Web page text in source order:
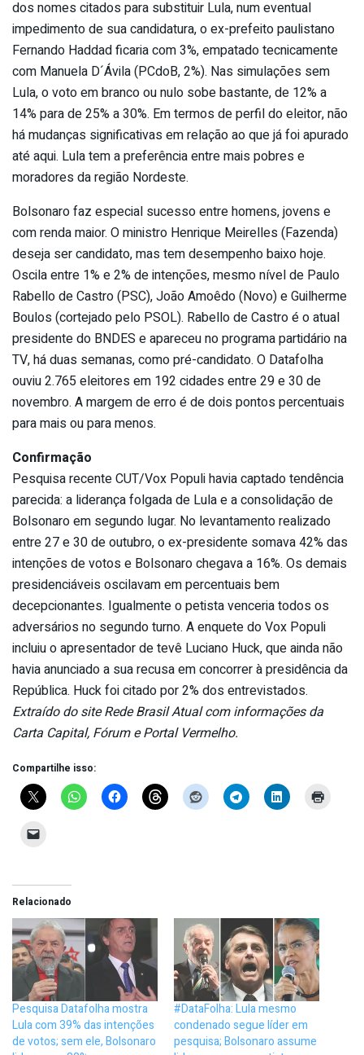
dos nomes citados para substituir Lula, num eventual
impedimento de sua candidatura, o ex-prefeito paulistano
Fernando Haddad ficaria com 3%, empatado tecnicamente
com Manuela D´Ávila (PCdoB, 2%). Nas simulações sem
Lula, o voto em branco ou nulo sobe bastante, de 12% a
14% para de 25% a 30%. Em termos de perfil do eleitor, não
há mudanças significativas em relação ao que já foi apurado
até aqui. Lula tem a preferência entre mais pobres e
moradores da região Nordeste.
Bolsonaro faz especial sucesso entre homens, jovens e
com renda maior. O ministro Henrique Meirelles (Fazenda)
deseja ser candidato, mas tem desempenho baixo hoje.
Oscila entre 1% e 2% de intenções, mesmo nível de Paulo
Rabello de Castro (PSC), João Amoêdo (Novo) e Guilherme
Boulos (cortejado pelo PSOL). Rabello de Castro é o atual
presidente do BNDES e apareceu no programa partidário na
TV, há duas semanas, como pré-candidato. O Datafolha
ouviu 2.765 eleitores em 192 cidades entre 29 e 30 de
novembro. A margem de erro é de dois pontos percentuais
para mais ou para menos.
Confirmação
Pesquisa recente CUT/Vox Populi havia captado tendência
parecida: a liderança folgada de Lula e a consolidação de
Bolsonaro em segundo lugar. No levantamento realizado
entre 27 e 30 de outubro, o ex-presidente somava 42% das
intenções de votos e Bolsonaro chegava a 16%. Os demais
presidenciáveis oscilavam em percentuais bem
decepcionantes. Igualmente o petista venceria todos os
adversários no segundo turno. A enquete do Vox Populi
incluiu o apresentador de tevê Luciano Huck, que ainda não
havia anunciado a sua recusa em concorrer à presidência da
República. Huck foi citado por 2% dos entrevistados.
Extraído do site Rede Brasil Atual com informações da
Carta Capital, Fórum e Portal Vermelho.
Compartilhe isso:
Relacionado
Pesquisa Datafolha mostra
Lula com 39% das intenções
de votos; sem ele, Bolsonaro
#DataFolha: Lula mesmo
condenado segue líder em
pesquisa; Bolsonaro assume